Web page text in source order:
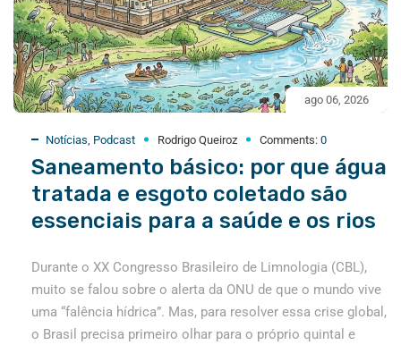
ago 06, 2026
Notícias Podcast Rodrigo Queiroz Comments: 0
Saneamento básico: por que água
tratada e esgoto coletado são
essenciais para a saúde e os rios
Durante o XX Congresso Brasileiro de Limnologia (CBL),
muito se falou sobre o alerta da ONU de que o mundo vive
uma “falência hídrica”. Mas, para resolver essa crise global,
o Brasil precisa primeiro olhar para o próprio quintal e